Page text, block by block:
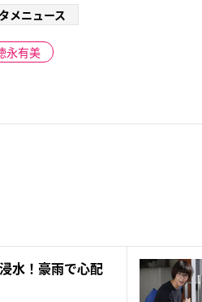
メニュース
永有美
水！豪雨で心配